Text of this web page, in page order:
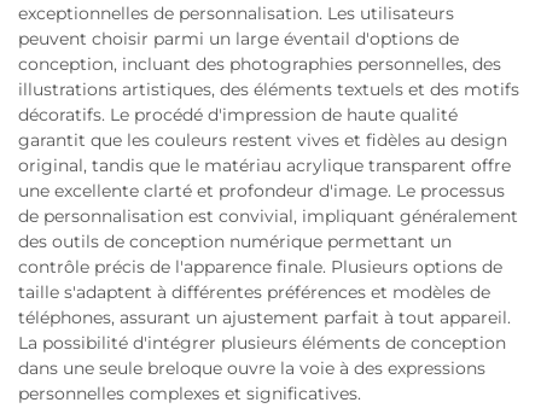
exceptionnelles de personnalisation. Les utilisateurs
peuvent choisir parmi un large éventail d'options de
conception, incluant des photographies personnelles, des
illustrations artistiques, des éléments textuels et des motifs
décoratifs. Le procédé d'impression de haute qualité
garantit que les couleurs restent vives et fidèles au design
original, tandis que le matériau acrylique transparent offre
une excellente clarté et profondeur d'image. Le processus
de personnalisation est convivial, impliquant généralement
des outils de conception numérique permettant un
contrôle précis de l'apparence finale. Plusieurs options de
taille s'adaptent à différentes préférences et modèles de
téléphones, assurant un ajustement parfait à tout appareil.
La possibilité d'intégrer plusieurs éléments de conception
dans une seule breloque ouvre la voie à des expressions
personnelles complexes et significatives.